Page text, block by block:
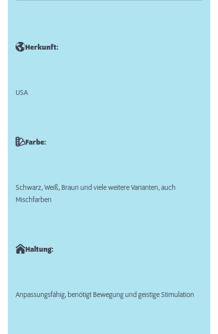
Herkunft:
USA
Farbe:
Schwarz, Weiß, Braun und viele weitere Varianten, auch
Mischfarben
Haltung:
Anpassungsfähig, benötigt Bewegung und geistige Stimulation